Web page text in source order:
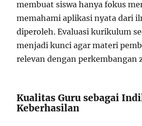
membuat siswa hanya fokus
memahami aplikasi nyata dari
diperoleh. Evaluasi kurikulum
menjadi kunci agar materi
relevan dengan perkembangan
Kualitas Guru sebagai
Keberhasilan